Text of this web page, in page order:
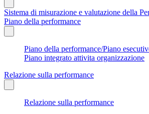
Sistema di misurazione e valutazione della
Piano della performance
Piano della performance/Piano
Piano integrato attivita organizzazione
Relazione sulla performance
Relazione sulla performance